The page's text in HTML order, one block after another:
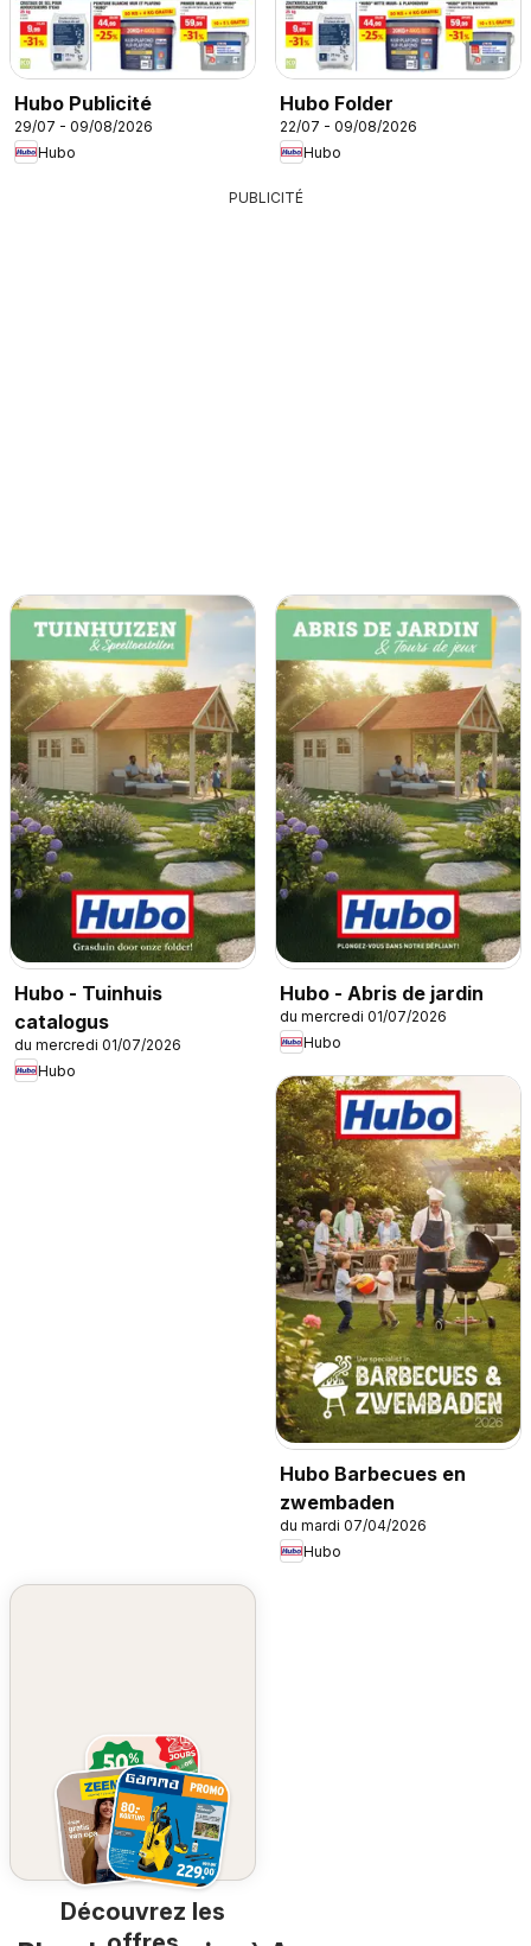
Hubo Publicité
29/07 - 09/08/2026
Hubo
Hubo Folder
22/07 - 09/08/2026
Hubo
PUBLICITÉ
Hubo - Tuinhuis
catalogus
du mercredi 01/07/2026
Hubo
Hubo - Abris de jardin
du mercredi 01/07/2026
Hubo
Hubo Barbecues en
zwembaden
du mardi 07/04/2026
Hubo
Découvrez les